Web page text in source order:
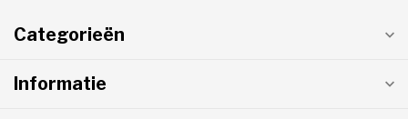
Categorieën
Informatie